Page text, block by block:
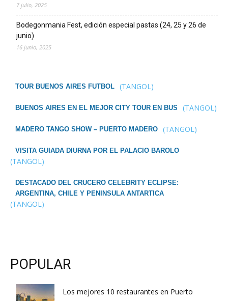
7 julio, 2025
Bodegonmania Fest, edición especial pastas (24, 25 y 26 de
junio)
16 junio, 2025
TOUR BUENOS AIRES FUTBOL (TANGOL)
BUENOS AIRES EN EL MEJOR CITY TOUR EN BUS (TANGOL)
MADERO TANGO SHOW – PUERTO MADERO (TANGOL)
VISITA GUIADA DIURNA POR EL PALACIO BAROLO
(TANGOL)
DESTACADO DEL CRUCERO CELEBRITY ECLIPSE:
ARGENTINA, CHILE Y PENINSULA ANTARTICA
(TANGOL)
POPULAR
Los mejores 10 restaurantes en Puerto